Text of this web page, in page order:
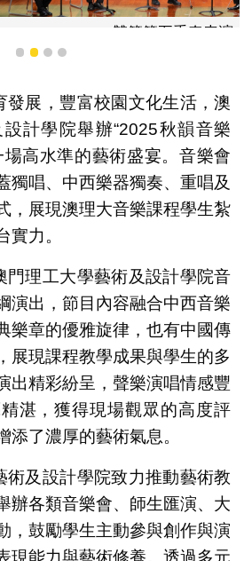
1 2 3 4
發展，豐富校園文化生活，澳
計學院舉辦“2025秋韻音樂
場高水準的藝術盛宴。音樂會
獨唱、中西樂器獨奏、重唱及
，展現澳理大音樂課程學生紮
實力。
門理工大學藝術及設計學院音
演出，節目內容融合中西音樂
樂章的優雅旋律，也有中國傳
展現課程教學成果與學生的多
出精彩紛呈，聲樂演唱情感豐
湛，獲得現場觀眾的高度評
添了濃厚的藝術氣息。
術及設計學院致力推動藝術教
辦各類音樂會、師生匯演、大
，鼓勵學生主動參與創作與演
現能力與藝術修養。透過多元